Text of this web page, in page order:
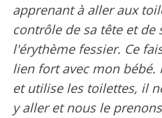
apprenant à aller aux
contrôle de sa tête et de
l'érythème fessier. Ce
lien fort avec mon
et utilise les toilettes, il
y aller et nous le